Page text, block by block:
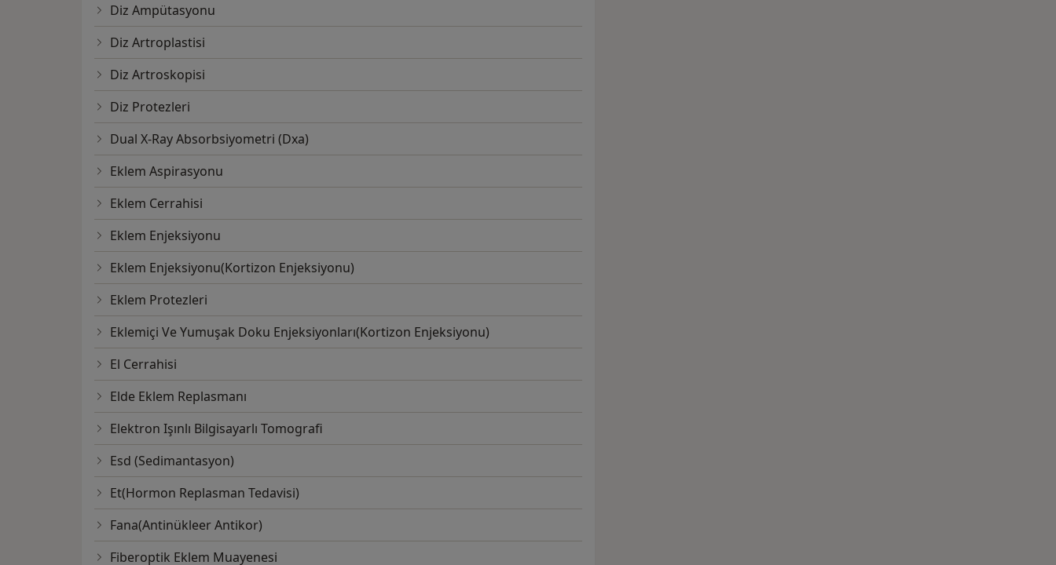
Diz Ampütasyonu
Diz Artroplastisi
Diz Artroskopisi
Diz Protezleri
Dual X-Ray Absorbsiyometri (Dxa)
Eklem Aspirasyonu
Eklem Cerrahisi
Eklem Enjeksiyonu
Eklem Enjeksiyonu(Kortizon Enjeksiyonu)
Eklem Protezleri
Eklemiçi Ve Yumuşak Doku Enjeksiyonları(Kortizon Enjeksiyonu)
El Cerrahisi
Elde Eklem Replasmanı
Elektron Işınlı Bilgisayarlı Tomografi
Esd (Sedimantasyon)
Et(Hormon Replasman Tedavisi)
Fana(Antinükleer Antikor)
Fiberoptik Eklem Muayenesi